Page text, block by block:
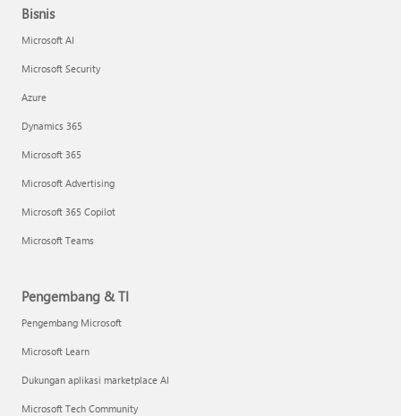
Bisnis
Microsoft AI
Microsoft Security
Azure
Dynamics 365
Microsoft 365
Microsoft Advertising
Microsoft 365 Copilot
Microsoft Teams
Pengembang & TI
Pengembang Microsoft
Microsoft Learn
Dukungan aplikasi marketplace AI
Microsoft Tech Community